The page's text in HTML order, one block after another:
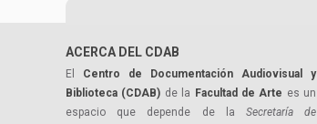
ACERCA DEL CDAB
El Centro de Documentación Audiovisual y
Biblioteca (CDAB) de la Facultad de Arte es un
espacio que depende de la Secretaría de